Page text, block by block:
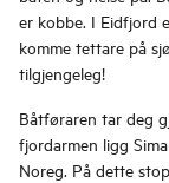
er kobbe. I Eidfjord
komme tettare på
tilgjengeleg!
Båtføraren tar deg
fjordarmen ligg
Noreg. På dette